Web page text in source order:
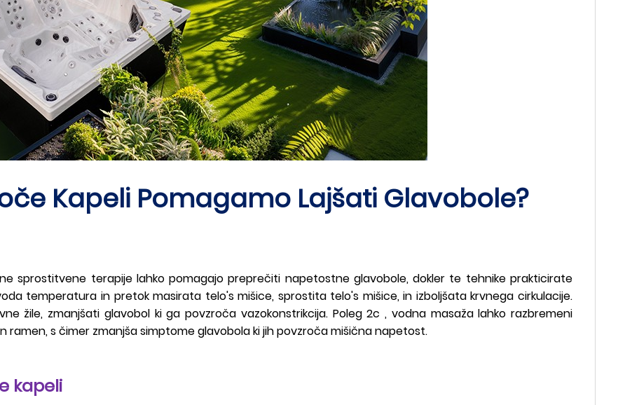
Kapeli Pomagamo Lajšati Glavobole?
sprostitvene terapije lahko pomagajo preprečiti napetostne glavobole, dokler te tehnike prakticirate
temperatura in pretok masirata telo's mišice, sprostita telo's mišice, in izboljšata krvnega cirkulacije.
žile, zmanjšati glavobol ki ga povzroča vazokonstrikcija. Poleg 2c , vodna masaža lahko razbremeni
s čimer zmanjša simptome glavobola ki jih povzroča mišična napetost.
kapeli